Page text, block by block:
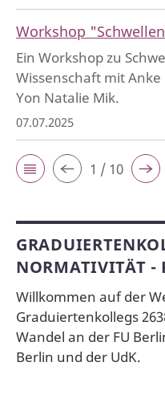
Workshop
Ein Workshop zu
Wissenschaft mit
Yon Natalie Mik.
07.07.2025
1 / 10
NORMATIVITÄT -
Willkommen auf der
Graduiertenkollegs
Wandel an der FU
Berlin und der UdK.